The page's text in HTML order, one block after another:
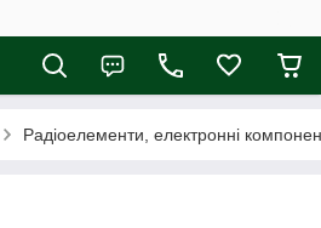
Радіоелементи, електронні